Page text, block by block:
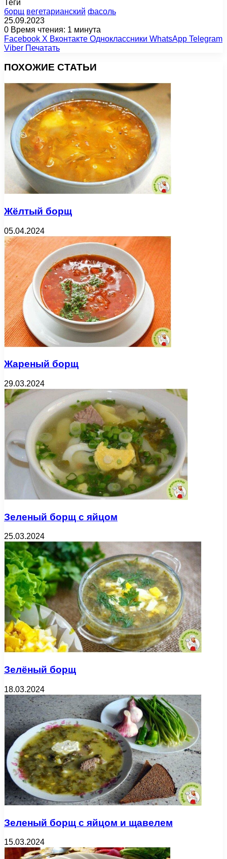
Теги
борщ вегетарианский фасоль
25.09.2023
0 Время чтения: 1 минута
Facebook X Вконтакте Одноклассники WhatsApp Telegram
Viber Печатать
ПОХОЖИЕ СТАТЬИ
Жёлтый борщ
05.04.2024
Жареный борщ
29.03.2024
Зеленый борщ с яйцом
25.03.2024
Зелёный борщ
18.03.2024
Зеленый борщ с яйцом и щавелем
15.03.2024